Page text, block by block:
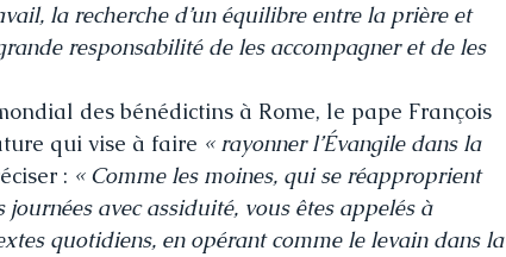
la recherche d’un équilibre entre la prière et
responsabilité de les accompagner et de les
des bénédictins à Rome, le pape François
qui vise à faire « rayonner l’Évangile dans la
: « Comme les moines, qui se réapproprient
avec assiduité, vous êtes appelés à
quotidiens, en opérant comme le levain dans la